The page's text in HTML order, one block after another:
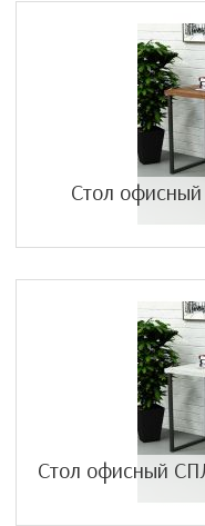
Стол
Стол офисный